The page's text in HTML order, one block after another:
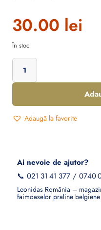
30.00 lei
În stoc
Adaugă la favorite
Ai nevoie de ajutor?
📞 021 31 41 377 / 0740
Leonidas România –
faimoaselor praline